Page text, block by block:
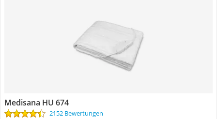
Medisana HU 674
2152 Bewertungen